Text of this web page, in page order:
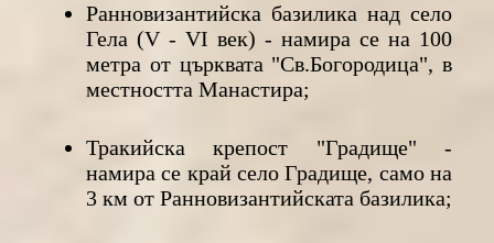
Ранновизантийска базилика над село
Гела (V - VІ век) - намира се на 100
метра от църквата "Св.Богородица", в
местността Манастира;
Тракийска крепост "Градище" -
намира се край село Градище, само на
3 км от Ранновизантийската базилика;